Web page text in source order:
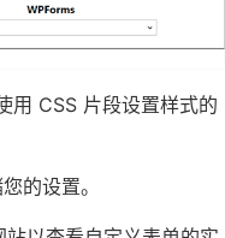
用 CSS 片段设置样式的
的设置。